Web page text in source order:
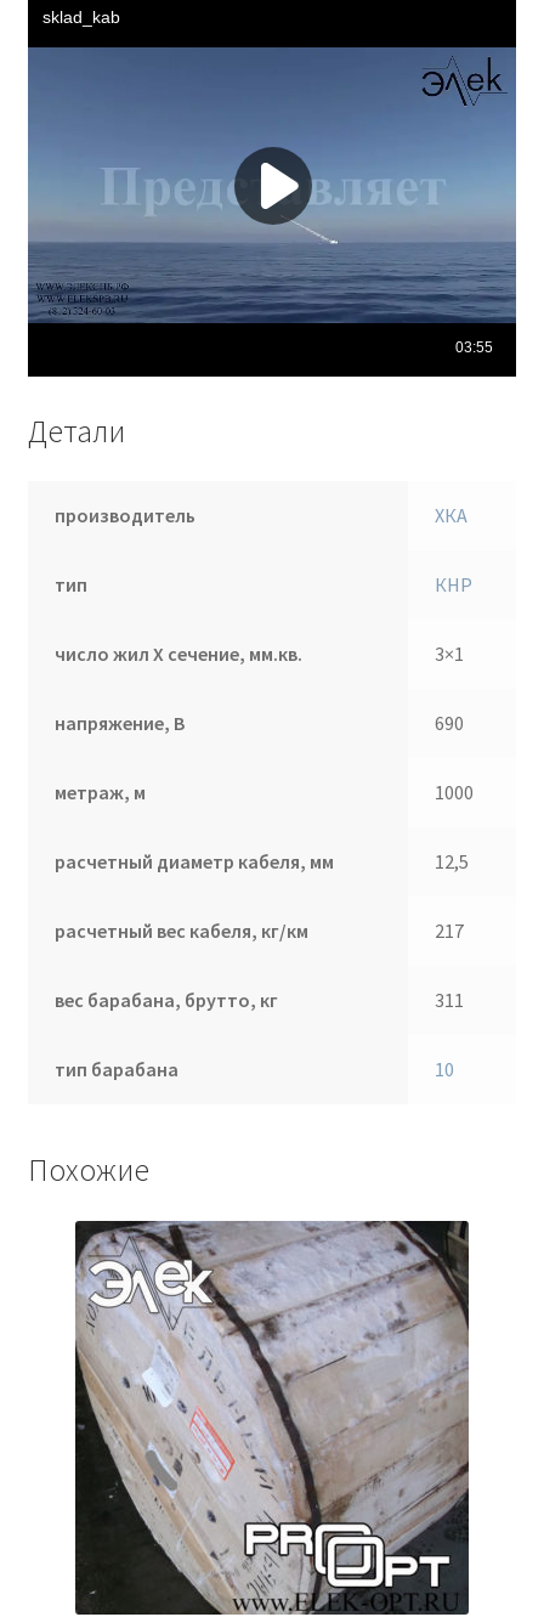
Детали
производитель ХКА
тип КНР
число жил Х сечение, мм.кв. 3×1
напряжение, В 690
метраж, м 1000
расчетный диаметр кабеля, мм 12,5
расчетный вес кабеля, кг/км 217
вес барабана, брутто, кг 311
тип барабана 10
Похожие